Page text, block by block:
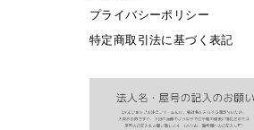
プライバシーポリシー
特定商取引法に基づく表記